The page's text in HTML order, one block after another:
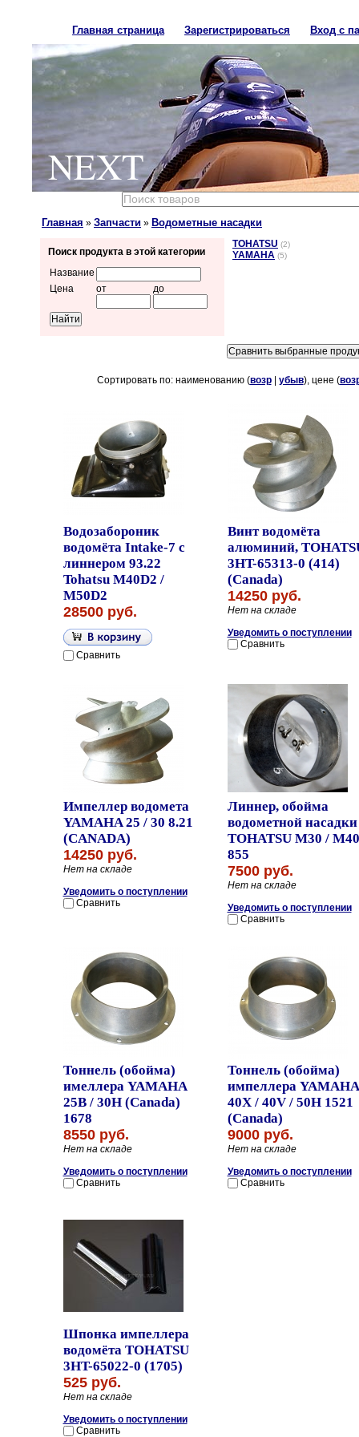
Главная страница Зарегистрироваться Вход с
NEXT
Главная » Запчасти » Водометные насадки
Поиск продукта в этой категории
Название
Цена
от до
TOHATSU (2)
YAMAHA (5)
Сортировать по: наименованию (возр| убыв), цене (
Водозабороник
водомёта Intake-7 с
линнером 93.22
Tohatsu M40D2 /
M50D2
28500 руб.
Сравнить
Винт водомёта
алюминий,
3HT-65313-0 (414)
(Canada)
14250 руб.
Нет на складе
Уведомить о поступлении
Сравнить
Импеллер водомета
YAMAHA 25 / 30 8.21
(CANADA)
14250 руб.
Нет на складе
Уведомить о поступлении
Сравнить
Линнер, обойма
водометной насадки
TOHATSU M30 /
855
7500 руб.
Нет на складе
Уведомить о поступлении
Сравнить
Тоннель (обойма)
имеллера YAMAHA
25B / 30H (Canada)
1678
8550 руб.
Нет на складе
Уведомить о поступлении
Сравнить
Тоннель (обойма)
импеллера YAMAHA
40X / 40V / 50H 1521
(Canada)
9000 руб.
Нет на складе
Уведомить о поступлении
Сравнить
Шпонка импеллера
водомёта TOHATSU
3HT-65022-0 (1705)
525 руб.
Нет на складе
Уведомить о поступлении
Сравнить